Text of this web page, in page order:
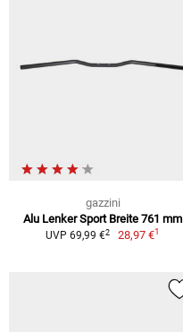
gazzini
Alu Lenker Sport Breite 761 mm
UVP 69,99 €2 28,97 €1